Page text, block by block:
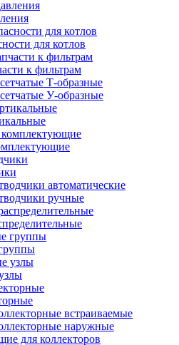
для котлов
к фильтрам
Т-образные
У-образные
автоматические
ручные
встраиваемые
наружные